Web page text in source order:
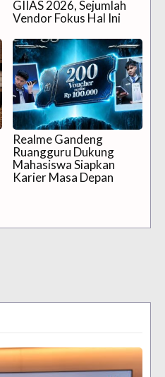
GIIAS 2026, Sejumlah
Vendor Fokus Hal Ini
Realme Gandeng
Ruangguru Dukung
Mahasiswa Siapkan
Karier Masa Depan